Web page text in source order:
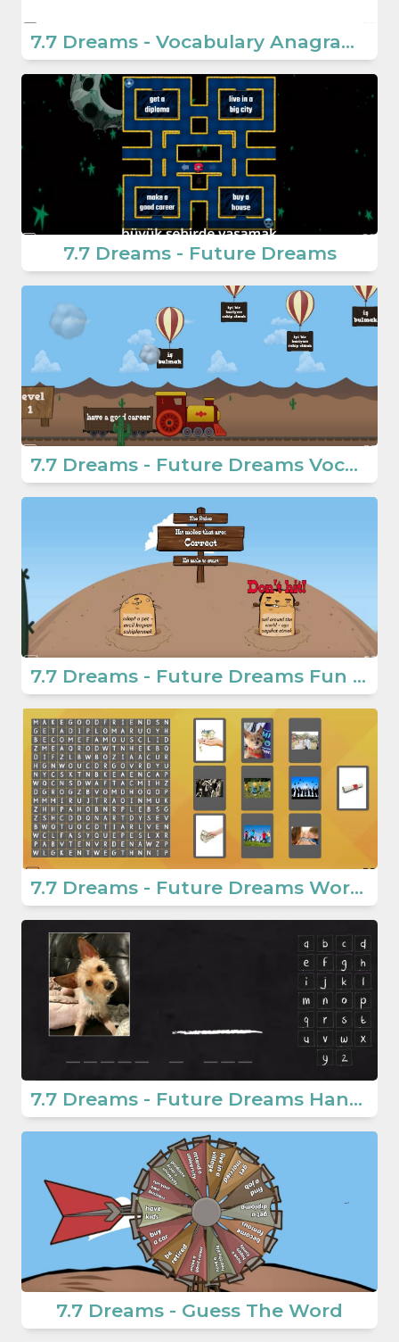
7.7 Dreams - Vocabulary Anagram Game
7.7 Dreams - Future Dreams
7.7 Dreams - Future Dreams Vocabulary
7.7 Dreams - Future Dreams Fun Game
7.7 Dreams - Future Dreams Wordsearch
7.7 Dreams - Future Dreams Hangman Game
7.7 Dreams - Guess The Word